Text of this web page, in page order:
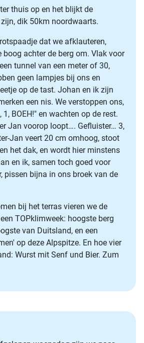
thuis op en het blijkt de
dik 50km noordwaarts.
dat we afklauteren,
boog achter de berg om. Vlak voor
tunnel van een meter of 30,
geen lampjes bij ons en
op de tast. Johan en ik zijn
een nis. We verstoppen ons,
1, BOEH!" en wachten op de rest.
Jan voorop loopt…. Gefluister… 3,
Jan veert 20 cm omhoog, stoot
het dak, en wordt hier minstens
en ik, samen toch goed voor
pissen bijna in ons broek van de
bij het terras vieren we de
TOPklimweek: hoogste berg
van Duitsland, en een
op deze Alpspitze. En hoe vier
Wurst mit Senf und Bier. Zum